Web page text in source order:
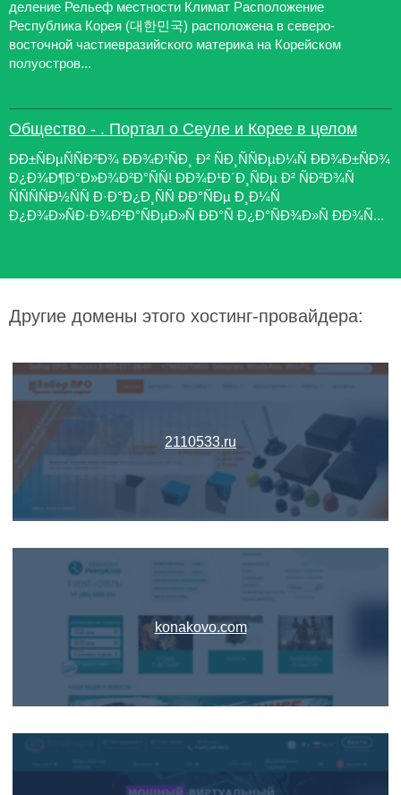
деление Рельеф местности Климат Расположение
Республика Корея (대한민국) расположена в северо-
восточной частиевразийского материка на Корейском
полуостров...
Общество - . Портал о Сеуле и Корее в целом
ÐÐ±ÑÐµÑÑÐ²Ð¾ ÐÐ¾Ð¹ÑÐ¸ Ð² ÑÐ¸ÑÑÐµÐ¼Ñ ÐÐ¾Ð±ÑÐ¾
Ð¿Ð¾Ð¶Ð°Ð»Ð¾Ð²Ð°ÑÑ! ÐÐ¾Ð¹Ð´Ð¸ÑÐµ Ð² ÑÐ²Ð¾Ñ
ÑÑÑÑÐ½ÑÑ Ð·Ð°Ð¿Ð¸ÑÑ ÐÐ°ÑÐµ Ð¸Ð¼Ñ
Ð¿Ð¾Ð»ÑÐ·Ð¾Ð²Ð°ÑÐµÐ»Ñ ÐÐ°Ñ Ð¿Ð°ÑÐ¾Ð»Ñ ÐÐ¾Ñ...
Другие домены этого хостинг-провайдера:
2110533.ru
konakovo.com